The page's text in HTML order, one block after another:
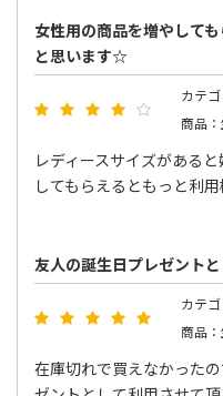
女性用の商品を増やして
と思います☆
カテゴ
商品
レディースサイズがある
してもらえるともっと利
友人の誕生日プレゼント
カテゴ
商品
在庫切れで買えなかった